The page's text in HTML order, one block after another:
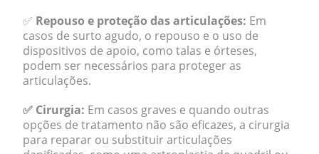
✅ Repouso e proteção das articulações: Em
casos de surto agudo, o repouso e o uso de
dispositivos de apoio, como talas e órteses,
podem ser necessários para proteger as
articulações.
✅ Cirurgia: Em casos graves e quando outras
opções de tratamento não são eficazes, a cirurgia
para reparar ou substituir articulações